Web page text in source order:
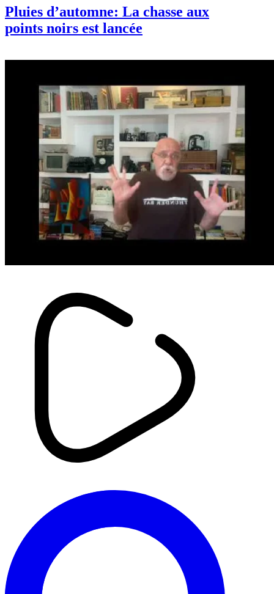
Pluies d’automne: La chasse aux
points noirs est lancée